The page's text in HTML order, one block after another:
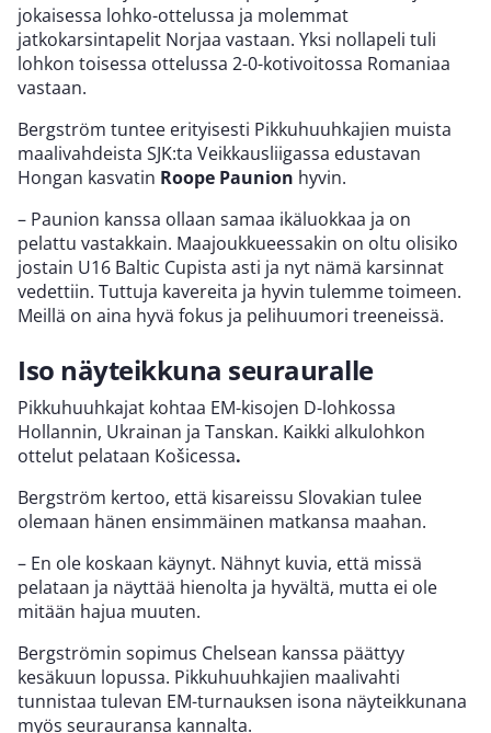
jokaisessa lohko-ottelussa ja molemmat
jatkokarsintapelit Norjaa vastaan. Yksi nollapeli tuli
lohkon toisessa ottelussa 2-0-kotivoitossa Romaniaa
vastaan.
Bergström tuntee erityisesti Pikkuhuuhkajien muista
maalivahdeista SJK:ta Veikkausliigassa edustavan
Hongan kasvatin Roope Paunion hyvin.
– Paunion kanssa ollaan samaa ikäluokkaa ja on
pelattu vastakkain. Maajoukkueessakin on oltu olisiko
jostain U16 Baltic Cupista asti ja nyt nämä karsinnat
vedettiin. Tuttuja kavereita ja hyvin tulemme toimeen.
Meillä on aina hyvä fokus ja pelihuumori treeneissä.
Iso näyteikkuna seurauralle
Pikkuhuuhkajat kohtaa EM-kisojen D-lohkossa
Hollannin, Ukrainan ja Tanskan. Kaikki alkulohkon
ottelut pelataan Košicessa.
Bergström kertoo, että kisareissu Slovakian tulee
olemaan hänen ensimmäinen matkansa maahan.
– En ole koskaan käynyt. Nähnyt kuvia, että missä
pelataan ja näyttää hienolta ja hyvältä, mutta ei ole
mitään hajua muuten.
Bergströmin sopimus Chelsean kanssa päättyy
kesäkuun lopussa. Pikkuhuuhkajien maalivahti
tunnistaa tulevan EM-turnauksen isona näyteikkunana
myös seurauransa kannalta.